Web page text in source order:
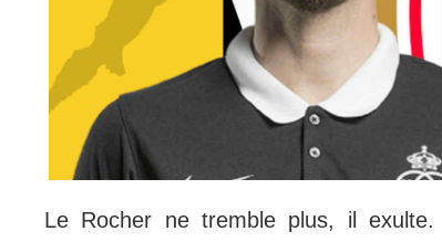
Le Rocher ne tremble plus, il